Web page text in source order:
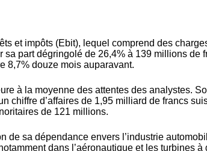
et impôts (Ebit), lequel comprend des
sa part dégringolé de 26,4% à 139 millions de
8,7% douze mois auparavant.
à la moyenne des attentes des analystes.
chiffre d’affaires de 1,95 milliard de francs
de 121 millions.
de sa dépendance envers l’industrie
dans l’aéronautique et les turbines à